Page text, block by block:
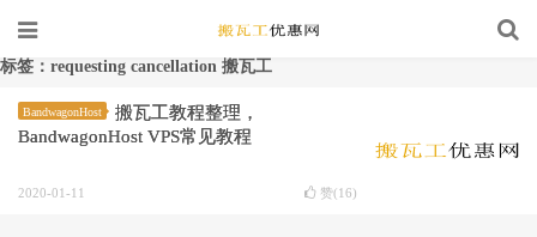
标签：requesting cancellation 搬瓦工
BandwagonHost
搬瓦工教程整理，
BandwagonHost VPS常见教程
2020-01-11 赞(16)